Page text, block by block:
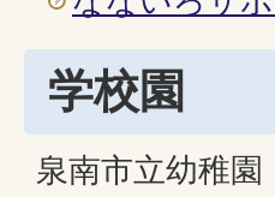
学校園
泉南市立幼稚